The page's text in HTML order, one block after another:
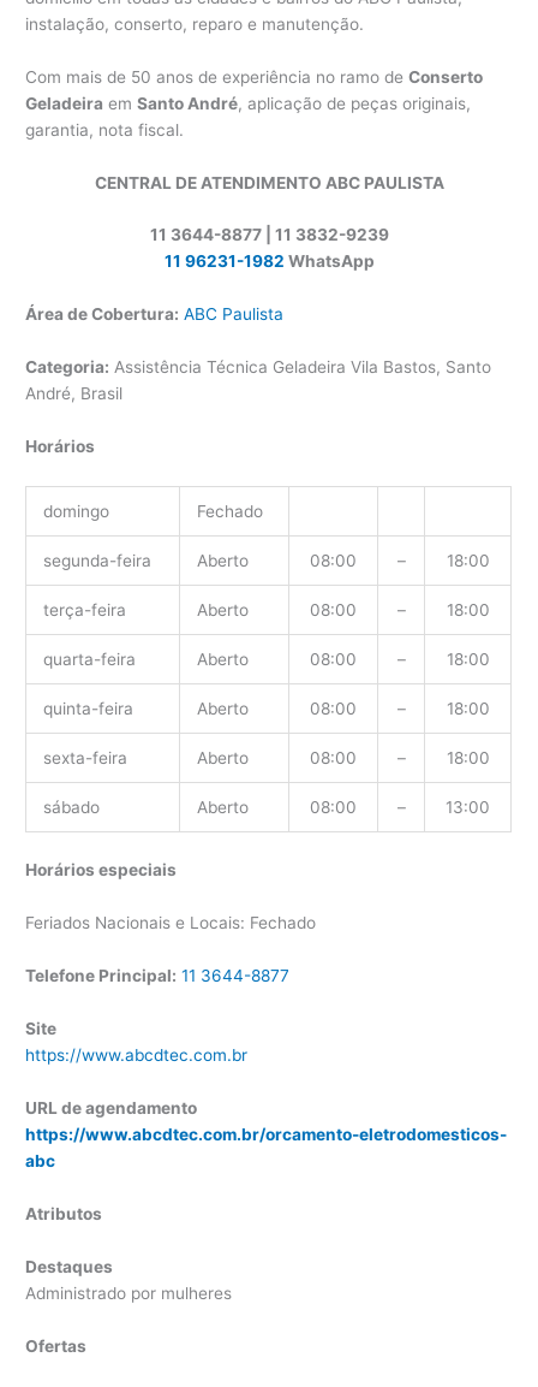
instalação, conserto, reparo e manutenção.
Com mais de 50 anos de experiência no ramo deConserto
Geladeira emSanto André, aplicação de peças originais,
garantia, nota fiscal.
CENTRAL DE ATENDIMENTO ABC PAULISTA
11 3644-8877 | 11 3832-9239
11 96231-1982 WhatsApp
Área de Cobertura: ABC Paulista
Categoria: Assistência Técnica Geladeira Vila Bastos, Santo
André, Brasil
Horários
domingo Fechado
segunda-feira Aberto 08:00 – 18:00
terça-feira Aberto 08:00 – 18:00
quarta-feira Aberto 08:00 – 18:00
quinta-feira Aberto 08:00 – 18:00
sexta-feira Aberto 08:00 – 18:00
sábado Aberto 08:00 – 13:00
Horários especiais
Feriados Nacionais e Locais: Fechado
Telefone Principal: 11 3644-8877
Site
https://www.abcdtec.com.br
URL de agendamento
https://www.abcdtec.com.br/orcamento-eletrodomesticos-
abc
Atributos
Destaques
Administrado por mulheres
Ofertas